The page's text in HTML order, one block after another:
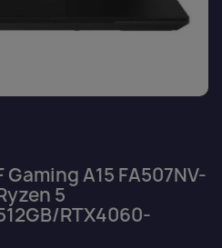
A15 FA507NV-
5
RTX4060-